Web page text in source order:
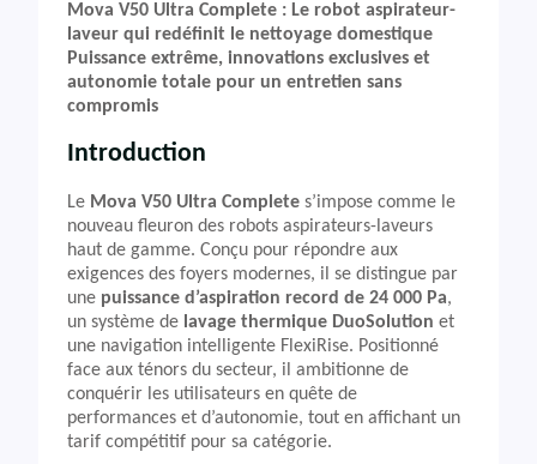
Mova V50 Ultra Complete : Le robot aspirateur-
laveur qui redéfinit le nettoyage domestique
Puissance extrême, innovations exclusives et
autonomie totale pour un entretien sans
compromis
Introduction
Le Mova V50 Ultra Complete s’impose comme le
nouveau fleuron des robots aspirateurs-laveurs
haut de gamme. Conçu pour répondre aux
exigences des foyers modernes, il se distingue par
une puissance d’aspiration record de 24 000 Pa,
un système de lavage thermique DuoSolution et
une navigation intelligente FlexiRise. Positionné
face aux ténors du secteur, il ambitionne de
conquérir les utilisateurs en quête de
performances et d’autonomie, tout en affichant un
tarif compétitif pour sa catégorie.